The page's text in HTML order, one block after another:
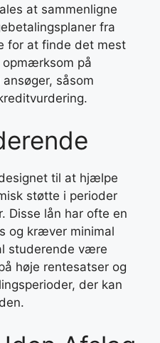
at sammenligne
fra
for at finde det mest
på
såsom
til at hjælpe
støtte i perioder
Disse lån har ofte en
og kræver minimal
studerende være
høje rentesatser og
der kan